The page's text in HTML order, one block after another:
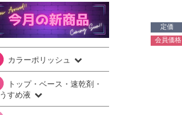
定価
会員価格
カラーポリッシュ
トップ・ベース・速乾剤・
うすめ液